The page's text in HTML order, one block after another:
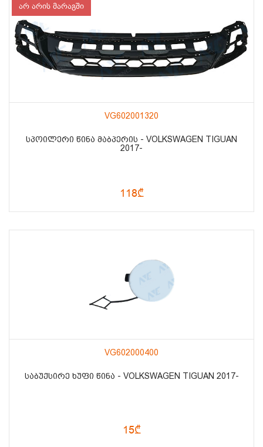
არ არის მარაგში
VG602001320
ᲡᲞᲝᲘᲚᲔᲠᲘ ᲬᲘᲜᲐ ᲛᲐᲑᲞᲔᲠᲘᲡ - VOLKSWAGEN TIGUAN
2017-
118₾
VG602000400
ᲡᲐᲑᲣᲥᲡᲘᲠᲔ ᲮᲣᲤᲘ ᲬᲘᲜᲐ - VOLKSWAGEN TIGUAN 2017-
15₾